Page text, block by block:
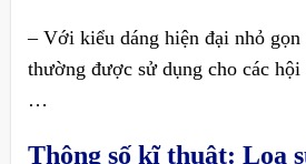
– Với kiểu dáng hiện đại nhỏ gọn
thường được sử dụng cho các hội
…
Thông số kĩ thuật: Loa